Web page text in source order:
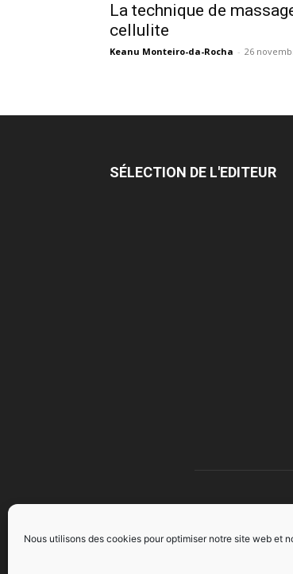
Nous utilisons des cookies pour optimiser notre site web et
La technique de
cellulite
Keanu Monteiro-da-Rocha - 26
SÉLECTION DE L'EDITEUR